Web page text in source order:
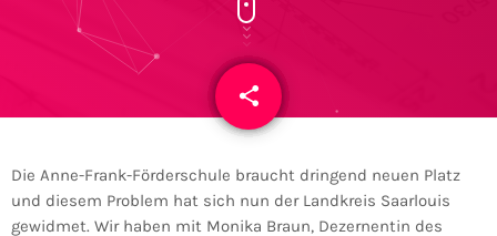
share
email
Die Anne-Frank-Förderschule braucht dringend neuen Platz
und diesem Problem hat sich nun der Landkreis Saarlouis
gewidmet. Wir haben mit Monika Braun, Dezernentin des